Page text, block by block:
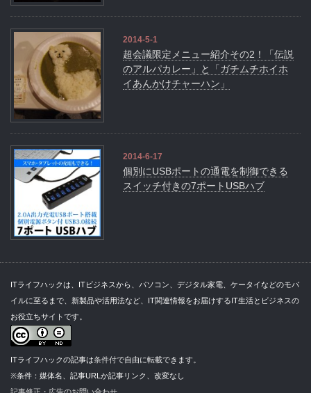
2014-5-1
超会議限定メニュー紹介その2！「伝説
のアルパカレー」と「ガチムチホイホ
イあんかけチャーハン」
2014-6-17
個別にUSBポートの通電を制御できる
スイッチ付きの7ポートUSBハブ
ITライフハックは、ITビジネスから、パソコン、デジタル家電、ケータイなどのモバ
イルに至るまで、新製品や活用法など、IT関連情報をお届けするIT生活とビジネスの
お役立ちサイトです。
ITライフハックの記事は条件付で自由に転載できます。
※条件：媒体名、記事URLか記事リンク、改変なし